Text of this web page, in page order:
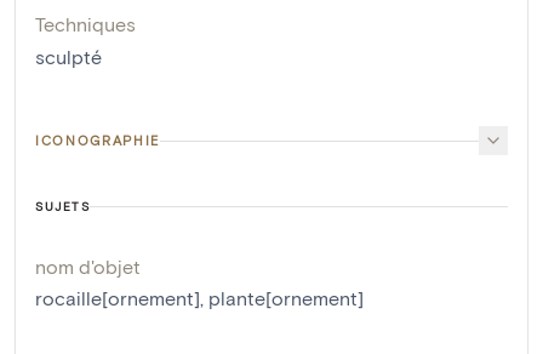
Techniques
sculpté
ICONOGRAPHIE
SUJETS
nom d'objet
rocaille[ornement], plante[ornement]